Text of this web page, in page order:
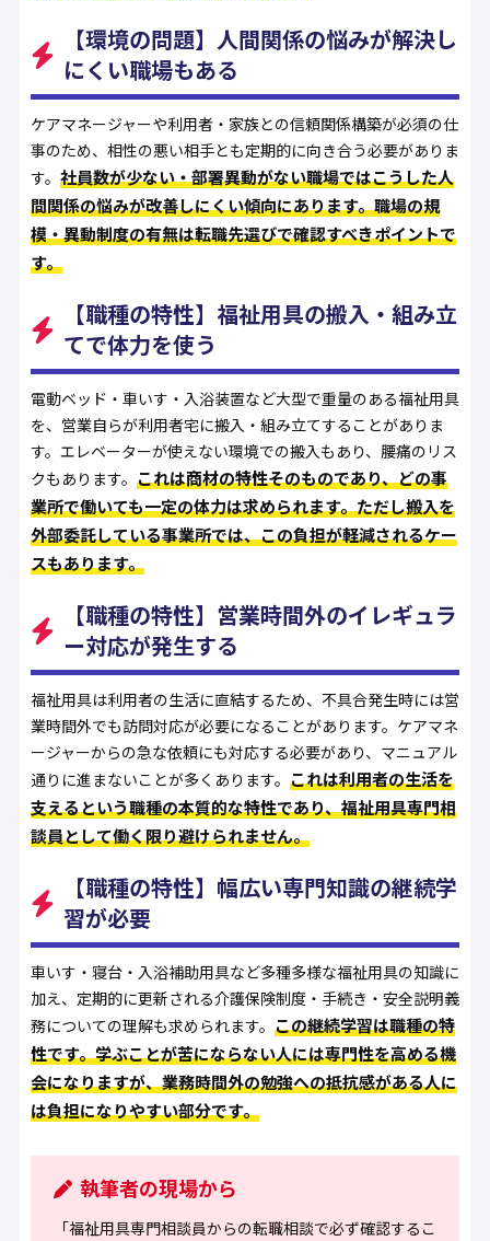
【環境の問題】人間関係の悩みが解決し
にくい職場もある
ケアマネージャーや利用者・家族との信頼関係構築が必須の仕
事のため、相性の悪い相手とも定期的に向き合う必要がありま
す。 社員数が少ない・部署異動がない職場ではこうした人
間関係の悩みが改善しにくい傾向にあります。職場の規
模・異動制度の有無は転職先選びで確認すべきポイントで
す。
【職種の特性】福祉用具の搬入・組み立
てで体力を使う
電動ベッド・車いす・入浴装置など大型で重量のある福祉用具
を、営業自らが利用者宅に搬入・組み立てすることがありま
す。エレベーターが使えない環境での搬入もあり、腰痛のリス
クもあります。 これは商材の特性そのものであり、どの事
業所で働いても一定の体力は求められます。ただし搬入を
外部委託している事業所では、この負担が軽減されるケー
スもあります。
【職種の特性】営業時間外のイレギュラ
ー対応が発生する
福祉用具は利用者の生活に直結するため、不具合発生時には営
業時間外でも訪問対応が必要になることがあります。ケアマネ
ージャーからの急な依頼にも対応する必要があり、マニュアル
通りに進まないことが多くあります。 これは利用者の生活を
支えるという職種の本質的な特性であり、福祉用具専門相
談員として働く限り避けられません。
【職種の特性】幅広い専門知識の継続学
習が必要
車いす・寝台・入浴補助用具など多種多様な福祉用具の知識に
加え、定期的に更新される介護保険制度・手続き・安全説明義
務についての理解も求められます。 この継続学習は職種の特
性です。学ぶことが苦にならない人には専門性を高める機
会になりますが、業務時間外の勉強への抵抗感がある人に
は負担になりやすい部分です。
執筆者の現場から
「福祉用具専門相談員からの転職相談で必ず確認するこ